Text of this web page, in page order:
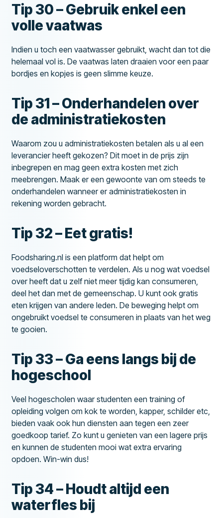
Tip 30 – Gebruik enkel een
volle vaatwas
Indien u toch een vaatwasser gebruikt, wacht dan tot die
helemaal vol is. De vaatwas laten draaien voor een paar
bordjes en kopjes is geen slimme keuze.
Tip 31 – Onderhandelen over
de administratiekosten
Waarom zou u administratiekosten betalen als u al een
leverancier heeft gekozen? Dit moet in de prijs zijn
inbegrepen en mag geen extra kosten met zich
meebrengen. Maak er een gewoonte van om steeds te
onderhandelen wanneer er administratiekosten in
rekening worden gebracht.
Tip 32 – Eet gratis!
Foodsharing.nl is een platform dat helpt om
voedseloverschotten te verdelen. Als u nog wat voedsel
over heeft dat u zelf niet meer tijdig kan consumeren,
deel het dan met de gemeenschap. U kunt ook gratis
eten krijgen van andere leden. De beweging helpt om
ongebruikt voedsel te consumeren in plaats van het weg
te gooien.
Tip 33 – Ga eens langs bij de
hogeschool
Veel hogescholen waar studenten een training of
opleiding volgen om kok te worden, kapper, schilder etc,
bieden vaak ook hun diensten aan tegen een zeer
goedkoop tarief. Zo kunt u genieten van een lagere prijs
en kunnen de studenten mooi wat extra ervaring
opdoen. Win-win dus!
Tip 34 – Houdt altijd een
waterfles bij